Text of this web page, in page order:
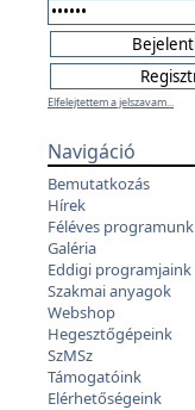
Elfelejtettem a jelszavam...
Navigáció
Bemutatkozás
Hírek
Féléves programunk
Galéria
Eddigi programjaink
Szakmai anyagok
Webshop
Hegesztőgépeink
SzMSz
Támogatóink
Elérhetőségeink